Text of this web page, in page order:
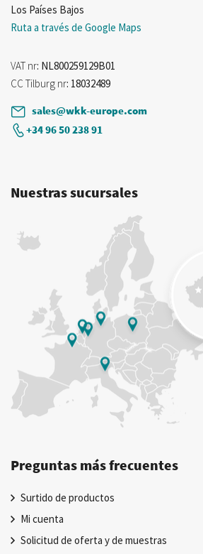
Los Países Bajos
Ruta a través de Google Maps
VAT nr: NL800259129B01
CC Tilburg nr: 18032489
sales@wkk-europe.com
+34 96 50 238 91
Nuestras sucursales
Preguntas más frecuentes
Surtido de productos
Mi cuenta
Solicitud de oferta y de muestras